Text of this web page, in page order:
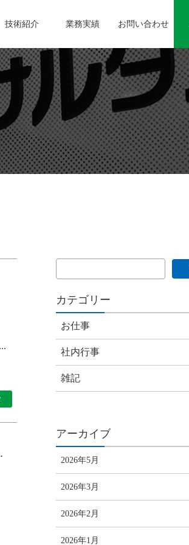
技術紹介 業務実績 お問い合わせ
カテゴリー
お仕事
社内行事
雑記
アーカイブ
2026年5月
2026年3月
2026年2月
2026年1月